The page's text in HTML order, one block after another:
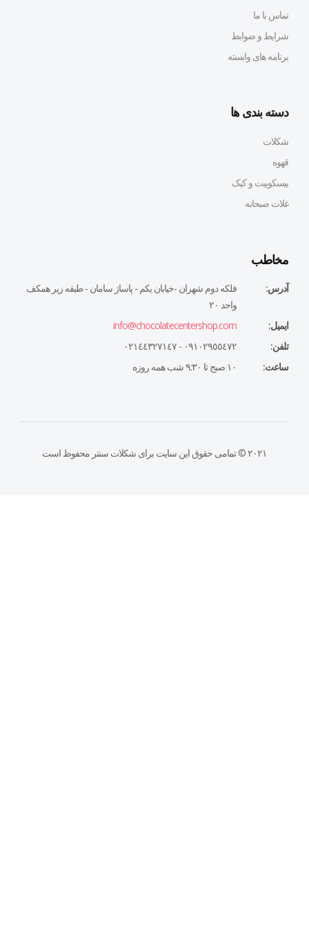
تماس با ما
شرایط و ضوابط
برنامه های وابسته
دسته بندی ها
شکلات
قهوه
بیسکوییت و کیک
غلات صبحانه
مخاطب
آدرس:
فلكه دوم شهران -خيابان يكم - پاساژ سامان - طبقه زير همكف
واحد ٢٠
ایمیل:
info@chocolatecentershop.com
تلفن:
٠٩١٠٢٩٥٥٤٧٢ - ٠٢١٤٤٣٢٧١٤٧
ساعت:
١٠ صبح تا ٩:٣٠ شب همه روزه
۲۰۲۱ © تمامی حقوق این سایت برای شکلات سنتر محفوظ است